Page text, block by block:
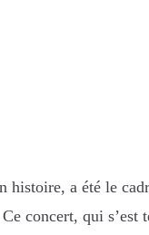
histoire, a été le
concert, qui s’est